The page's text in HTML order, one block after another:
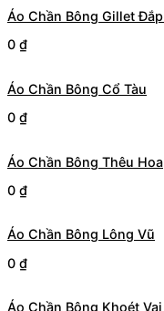
Áo Chần Bông Gillet
0 ₫
Áo Chần Bông Cổ Tàu
0 ₫
Áo Chần Bông Thêu Hoa
0 ₫
Áo Chần Bông Lông Vũ
0 ₫
Áo Chần Bông Khoét Vai